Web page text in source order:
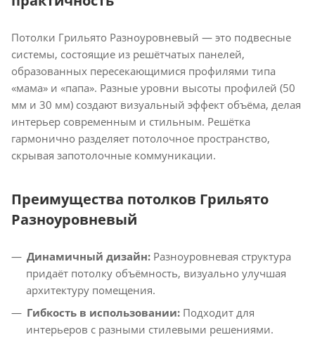
Потолки Грильято Разноуровневый — это подвесные
системы, состоящие из решётчатых панелей,
образованных пересекающимися профилями типа
«мама» и «папа». Разные уровни высоты профилей (50
мм и 30 мм) создают визуальный эффект объёма, делая
интерьер современным и стильным. Решётка
гармонично разделяет потолочное пространство,
скрывая запотолочные коммуникации.
Преимущества потолков Грильято
Разноуровневый
Динамичный дизайн: Разноуровневая структура
придаёт потолку объёмность, визуально улучшая
архитектуру помещения.
Гибкость в использовании: Подходит для
интерьеров с разными стилевыми решениями.